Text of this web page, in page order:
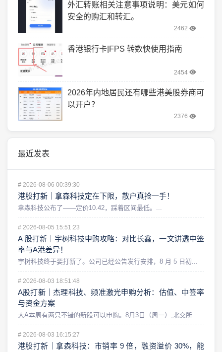
外汇转账相关注意事项说明：美元如何
安全的购汇和转汇。
2462
香港银行卡|FPS 转数快使用指南
2454
2026年内地居民还有哪些港美股券商可
以开户？
2376
最近发表
# 2026-08-06 00:39:30
港股打新｜拿森科技定在下限，散户真抢一手！
拿森科技公布了——定价10.42，踩着区间最低。...
# 2026-08-05 15:51:23
A 股打新｜宇树科技申购攻略：对比长鑫，一文讲透中签
率与A港差异！
宇树科技终于要打新了。公司已经公告发行安排，8 月 5 日初...
# 2026-08-03 18:51:48
A股打新｜杰理科技、频准激光申购分析：估值、中签率
与资金方案
大A本周有两只不错的新股可以申购。8月3日（周一）,北交所的...
# 2026-08-03 16:15:27
港股打新｜拿森科技：市销率 9 倍，融资溢价 30%，能